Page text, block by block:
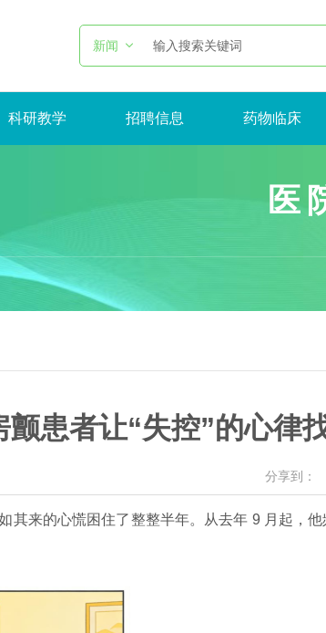
新闻
科研教学 招聘信息 药物临床
医
患者让“失控”的心律
分享到：
其来的心慌困住了整整半年。从去年 9 月起，他